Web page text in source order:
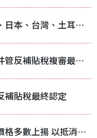
歐盟公布對來自印度、日本、台灣、土耳其及越南之冷軋板材課徵反傾銷稅終裁結果
美國發布對土耳其油井管反補貼稅複審最終結果
補貼稅最終認定
土耳其當地鋼筋現貨價格多數上揚 以抵消匯率波動